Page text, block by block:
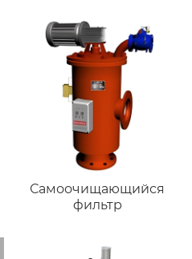
Самоочищающийся
фильтр